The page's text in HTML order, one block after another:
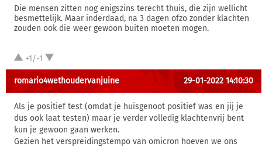
Die mensen zitten nog enigszins terecht thuis, die zijn wellicht
besmettelijk. Maar inderdaad, na 3 dagen ofzo zonder klachten
zouden ook die weer gewoon buiten moeten mogen.
+1/-1
romario4wethoudervanjuine 29-01-2022 14:10:30
Als je positief test (omdat je huisgenoot positief was en jij je
dus ook laat testen) maar je verder volledig klachtenvrij bent
kun je gewoon gaan werken.
Gezien het verspreidingstempo van omicron hoeven we ons